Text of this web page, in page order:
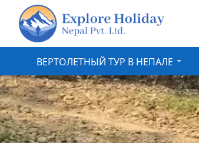
ВЕРТОЛЕТНЫЙ ТУР В НЕПАЛЕ